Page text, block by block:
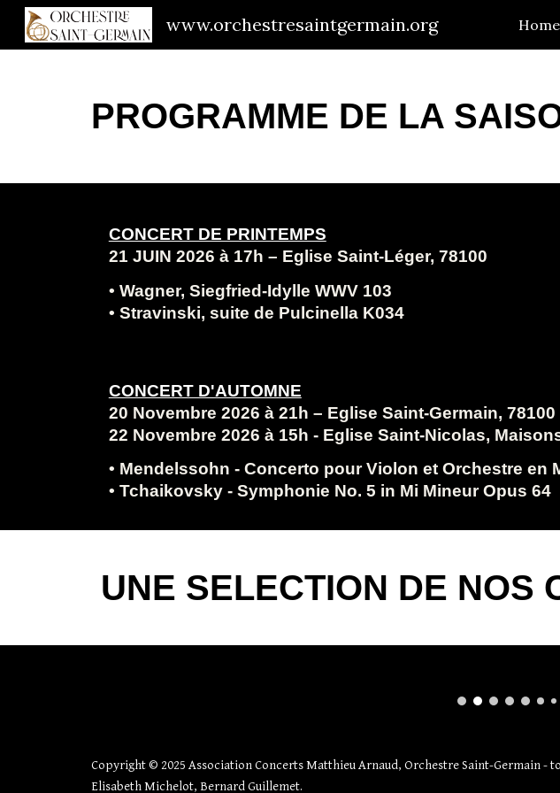
Skip to main content
www.orchestresaintgermain.org Home
PROGRAMME DE LA
CONCERT DE PRINTEMPS
21 JUIN 2026 à 17h – Eglise Saint-Léger, 78100
• Wagner, Siegfried-Idylle WWV 103
• Stravinski, suite de Pulcinella K034
CONCERT D'AUTOMNE
20 Novembre 2026 à 21h – Eglise Saint-Germain, 78100
22 Novembre 2026 à 15h - Eglise Saint-Nicolas,
• Mendelssohn - Concerto pour Violon et Orchestre en
• Tchaikovsky - Symphonie No. 5 in Mi Mineur Opus 64
UNE SELECTION DE NOS
Copyright© 2025 Association Concerts Matthieu Arnaud, Orchestre Saint-Germain -
Elisabeth Michelot, Bernard Guillemet.